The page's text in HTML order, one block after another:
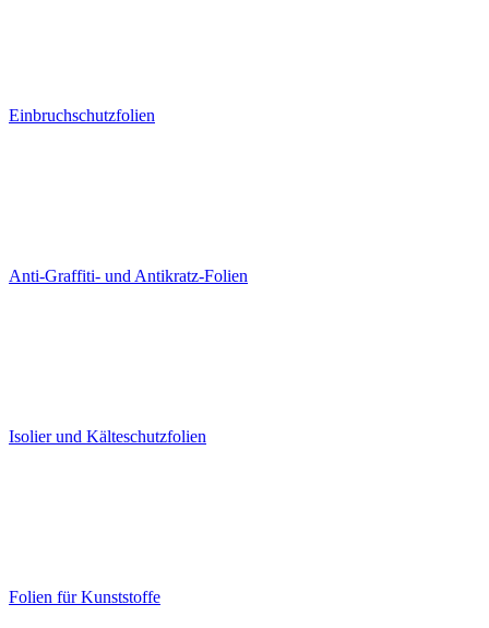
Einbruchschutzfolien
Anti-Graffiti- und Antikratz-Folien
Isolier und Kälteschutzfolien
Folien für Kunststoffe